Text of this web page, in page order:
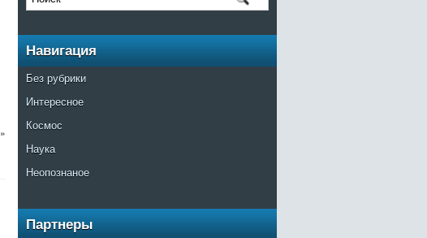
»
Навигация
Без рубрики
Интересное
Космос
Наука
Неопознаное
Партнеры